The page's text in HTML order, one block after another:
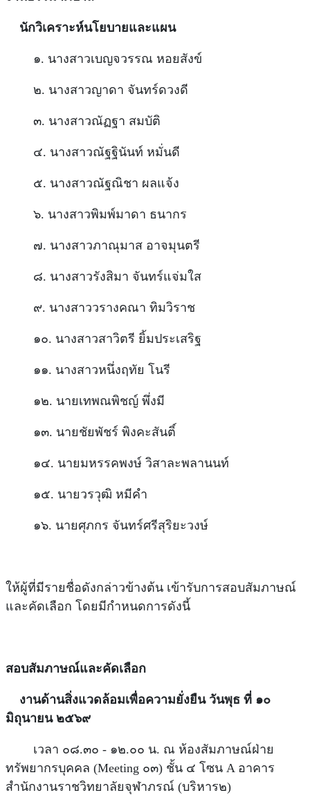
นักวิเคราะห์นโยบายและแผน
๑. นางสาวเบญจวรรณ หอยสังข์
๒. นางสาวญาดา จันทร์ดวงดี
๓. นางสาวณัฏฐา สมบัติ
๔. นางสาวณัฐฐินันท์ หมั่นดี
๕. นางสาวณัฐณิชา ผลแจ้ง
๖. นางสาวพิมพ์มาดา ธนากร
๗. นางสาวภาณุมาส อาจมุนตรี
๘. นางสาวรังสิมา จันทร์แจ่มใส
๙. นางสาววรางคณา ทิมวิราช
๑๐. นางสาวสาวิตรี ยิ้มประเสริฐ
๑๑. นางสาวหนึ่งฤทัย โนรี
๑๒. นายเทพณพิชญ์ พึ่งมี
๑๓. นายชัยพัชร์ พิงคะสันติ์
๑๔. นายมหรรคพงษ์ วิสาละพลานนท์
๑๕. นายวรวุฒิ หมีคำ
๑๖. นายศุภกร จันทร์ศรีสุริยะวงษ์
ให้ผู้ที่มีรายชื่อดังกล่าวข้างต้น เข้ารับการสอบสัมภาษณ์
และคัดเลือก โดยมีกำหนดการดังนี้
สอบสัมภาษณ์และคัดเลือก
งานด้านสิ่งแวดล้อมเพื่อความยั่งยืน วันพุธ ที่ ๑๐
มิถุนายน ๒๕๖๙
เวลา ๐๘.๓๐ - ๑๒.๐๐ น. ณ ห้องสัมภาษณ์ฝ่าย
ทรัพยากรบุคคล (Meeting ๐๓) ชั้น ๔ โซน A อาคาร
สำนักงานราชวิทยาลัยจุฬาภรณ์ (บริหาร๒)